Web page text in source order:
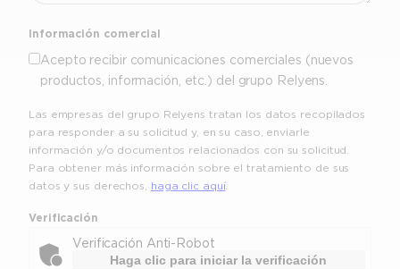
Información comercial
Acepto recibir comunicaciones comerciales (nuevos
productos, información, etc.) del grupo Relyens.
Las empresas del grupo Relyens tratan los datos recopilados
para responder a su solicitud y, en su caso, enviarle
información y/o documentos relacionados con su solicitud.
Para obtener más información sobre el tratamiento de sus
datos y sus derechos, haga clic aquí.
Verificación
Verificación Anti-Robot
Haga clic para iniciar la verificación